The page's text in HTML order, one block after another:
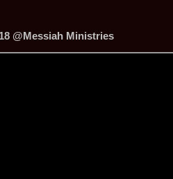
18 @Messiah Ministries